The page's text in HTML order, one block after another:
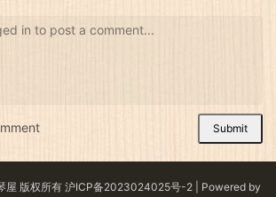
in to post a comment...
Submit
屋 版权所有沪ICP备2023024025号-2 | Powered by